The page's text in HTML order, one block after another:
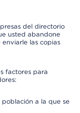
del directorio
usted abandone
las copias
factores para
a la que se